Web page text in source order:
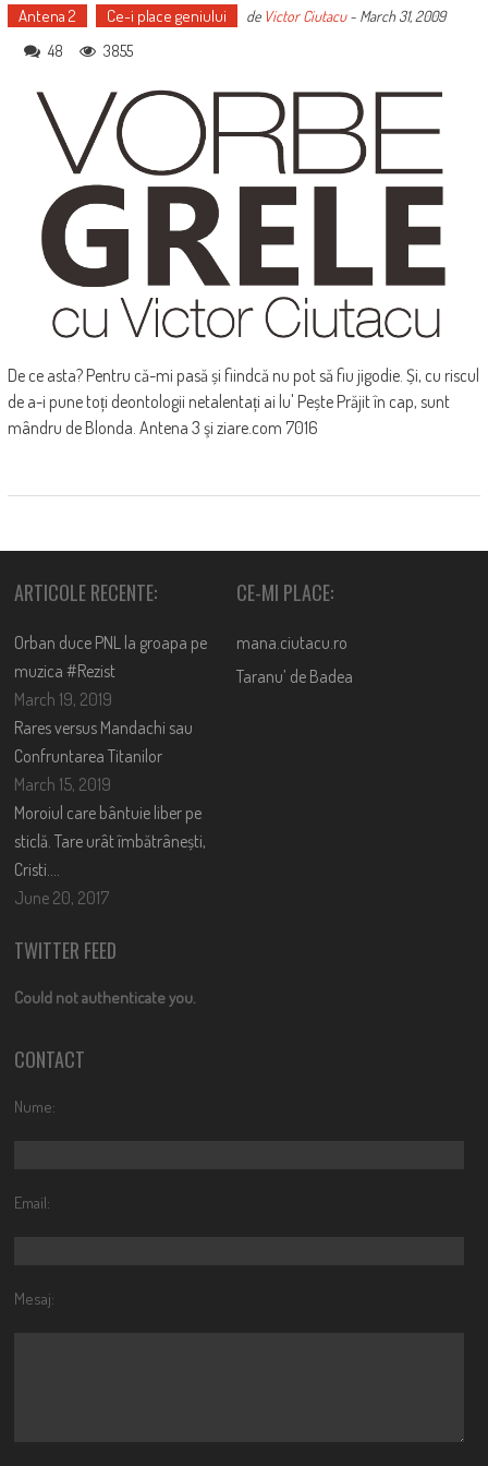
Antena 2 Ce-i place geniului de Victor Ciutacu- March 31, 2009
48 3855
De ce asta? Pentru că-mi pasă și fiindcă nu pot să fiu jigodie. Și, cu riscul
de a-i pune toți deontologii netalentați ai lu' Pește Prăjit în cap, sunt
mândru de Blonda. Antena 3 şi ziare.com 7016
ARTICOLE RECENTE:
Orban duce PNL la groapa pe
muzica #Rezist
March 19, 2019
Rares versus Mandachi sau
Confruntarea Titanilor
March 15, 2019
Moroiul care bântuie liber pe
sticlă. Tare urât îmbătrânești,
Cristi….
June 20, 2017
CE-MI PLACE:
mana.ciutacu.ro
Taranu’ de Badea
TWITTER FEED
Could not authenticate you.
CONTACT
Nume:
Email:
Mesaj: